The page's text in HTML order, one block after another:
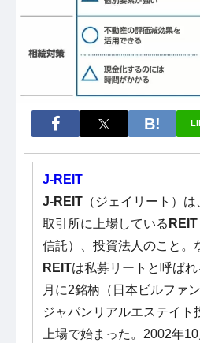
J-REIT
J-REIT （ジェイリート）
取引所に上場している REIT
信託）、投資法人のこと。
REITは私募リートと呼ば
月に2銘柄（日本ビルファ
ジャパンリアルエステイト
上場で始まった。2002年